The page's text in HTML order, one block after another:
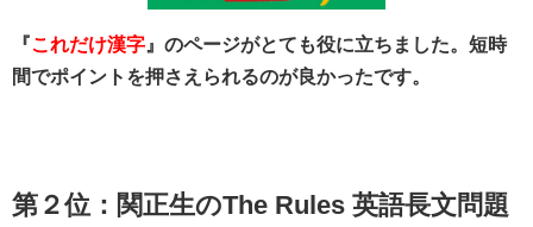
『これだけ漢字 』のページがとても役に立ちました。短時
間でポイントを押さえられるのが良かったです。
第２位：関正生のThe Rules 英語長文問題